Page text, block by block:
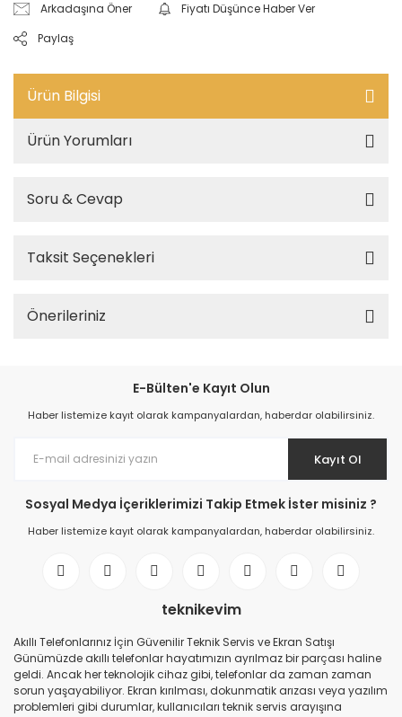
Arkadaşına Öner
Fiyatı Düşünce Haber Ver
Paylaş
Ürün Bilgisi
Ürün Yorumları
Soru & Cevap
Taksit Seçenekleri
Önerileriniz
E-Bülten'e Kayıt Olun
Haber listemize kayıt olarak kampanyalardan, haberdar olabilirsiniz.
Kayıt Ol
Sosyal Medya İçeriklerimizi Takip Etmek İster misiniz ?
Haber listemize kayıt olarak kampanyalardan, haberdar olabilirsiniz.
teknikevim
Akıllı Telefonlarınız İçin Güvenilir Teknik Servis ve Ekran Satışı
Günümüzde akıllı telefonlar hayatımızın ayrılmaz bir parçası haline
geldi. Ancak her teknolojik cihaz gibi, telefonlar da zaman zaman
sorun yaşayabiliyor. Ekran kırılması, dokunmatik arızası veya yazılım
problemleri gibi durumlar, kullanıcıları teknik servis arayışına